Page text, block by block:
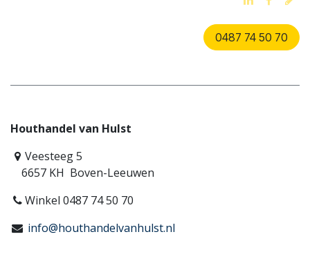
0487 74 50 70
Houthandel van Hulst
Veesteeg 5
6657 KH Boven-Leeuwen
Winkel 0487 74 50 70
info@houthandelvanhulst.nl